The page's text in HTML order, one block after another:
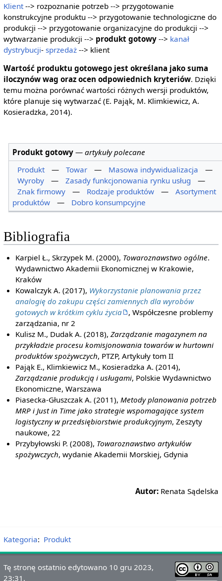
Klient--> rozpoznanie potrzeb --> przygotowanie
konstrukcyjne produktu --> przygotowanie technologiczne do
produkcji --> przygotowanie organizacyjne do produkcji -->
wytwarzanie produkcji --> produkt gotowy--> kanał
dystrybucji- sprzedaż--> klient
Wartość produktu gotowego jest określana jako suma
iloczynów wag oraz ocen odpowiednich kryteriów. Dzięki
temu można porównać wartości różnych wersji produktów,
które planuje się wytwarzać (E. Pająk, M. Klimkiewicz, A.
Kosieradzka, 2014).
Produkt gotowy —artykuły polecane
Produkt
— Towar — Masowa indywidualizacja
—
Wyroby
— Zasady funkcjonowania rynku usług
—
Znak firmowy
— Rodzaje produktów —
Asortyment
produktów
— Dobro konsumpcyjne
Bibliografia
Karpiel Ł., Skrzypek M. (2000), Towaroznawstwo ogólne.
Wydawnictwo Akademii Ekonomicznej w Krakowie,
Kraków
Kowalczyk A. (2017), Wykorzystanie planowania przez
analogię do zakupu części zamiennych dla wyrobów
gotowych w krótkim cyklu życia
, Współczesne problemy
zarządzania, nr 2
Kulisz M., Dudak A. (2018),Zarządzanie magazynem na
przykładzie procesu komisjonowania towarów w hurtowni
produktów spożywczych, PTZP, Artykuły tom II
Pająk E., Klimkiewicz M., Kosieradzka A. (2014),
Zarządzanie produkcją i usługami, Polskie Wydawnictwo
Ekonomiczne, Warszawa
Piasecka-Głuszczak A. (2011),Metody planowania potrzeb
MRP i Just in Time jako strategie wspomagające system
logistyczny w przedsiębiorstwie produkcyjnym, Zeszyty
naukowe, 22
Przybyłowski P. (2008), Towaroznawstwo artykułów
spożywczych, wydanie Akademii Morskiej, Gdynia
Autor: Renata Sądelska
Kategoria: Produkt
Tę stronę ostatnio edytowano 10 gru 2023,
23:31.